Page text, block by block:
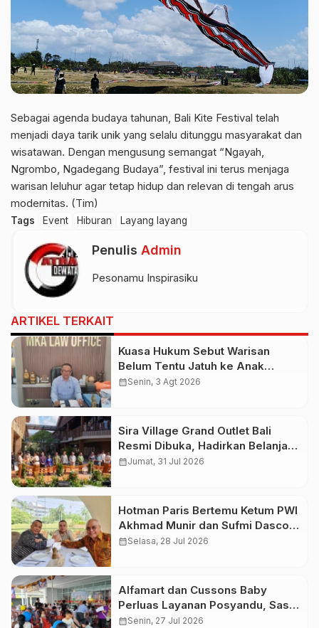
Sebagai agenda budaya tahunan, Bali Kite Festival telah
menjadi daya tarik unik yang selalu ditunggu masyarakat dan
wisatawan. Dengan mengusung semangat “Ngayah,
Ngrombo, Ngadegang Budaya”, festival ini terus menjaga
warisan leluhur agar tetap hidup dan relevan di tengah arus
modernitas. (Tim)
Tags Event Hiburan Layang layang
Penulis Admin
Pesonamu Inspirasiku
ARTIKEL TERKAIT
Kuasa Hukum Sebut Warisan
Belum Tentu Jatuh ke Anak
Kandung, Jero Mangku “Merusak
calendar_monthSenin, 3 Agt 2026
Sira Village Grand Outlet Bali
Resmi Dibuka, Hadirkan Belanja
Premium dengan Live Flight
calendar_monthJumat, 31 Jul 2026
Hotman Paris Bertemu Ketum PWI
Akhmad Munir dan Sufmi Dasco,
Serukan Persatuan Indonesia
calendar_monthSelasa, 28 Jul 2026
Alfamart dan Cussons Baby
Perluas Layanan Posyandu, Sasar
2.800 Ibu dan Anak pada Juli
calendar_monthSenin, 27 Jul 2026